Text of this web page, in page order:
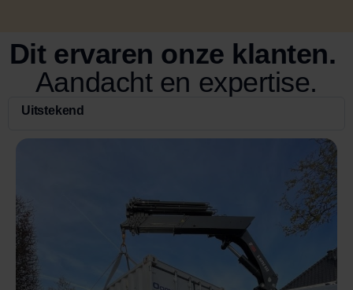
Dit ervaren onze klanten.
Aandacht en expertise.
Uitstekend